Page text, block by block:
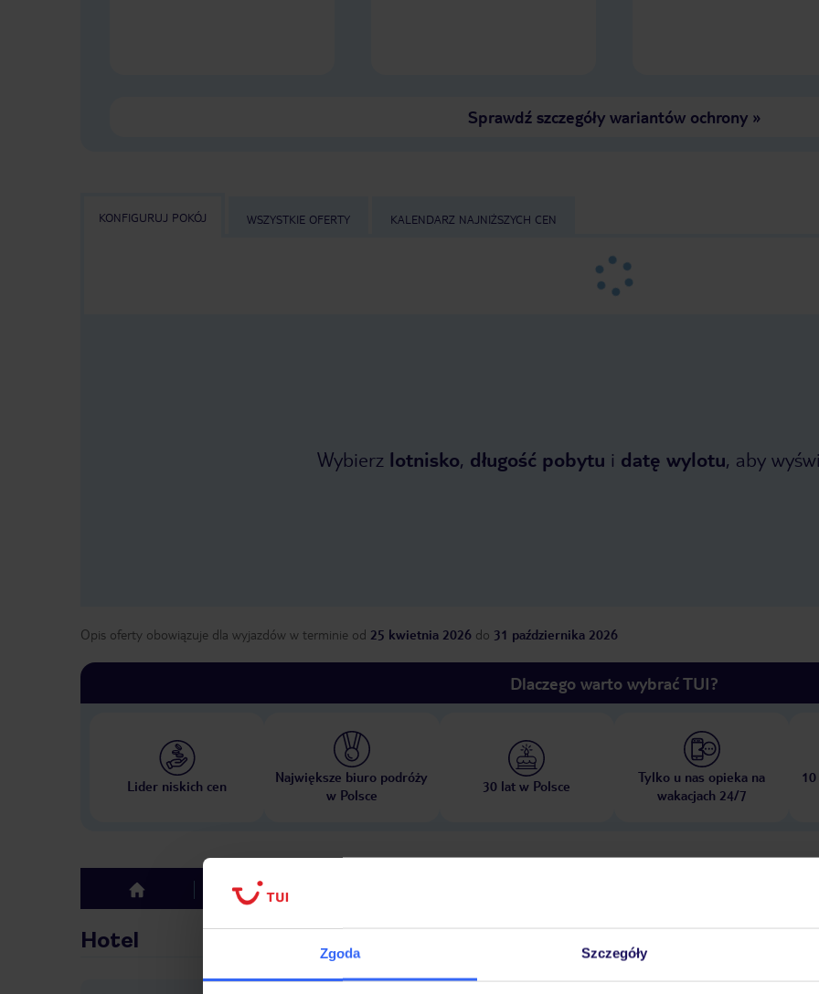
Zgoda Szczegóły
Sprawdź szczegóły wariantów ochrony»
KONFIGURUJ POKÓJ WSZYSTKIE OFERTY KALENDARZ NAJNIŻSZYCH CEN
Wybierz lotnisko, długość pobytu i datę wylotu, aby
Opis oferty obowiązuje dla wyjazdów w terminie od 25 kwietnia 2026 do 31 października 2026
Dlaczego warto wybrać TUI?
Lider niskich cen
Największe biuro podróży
w Polsce
30 lat w Polsce
Tylko u nas opieka na
wakacjach 24/7
top Hotel
Hotel